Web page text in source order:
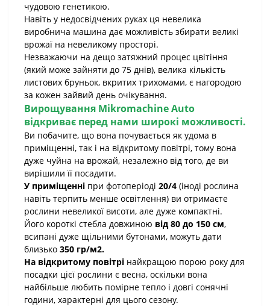
чудовою генетикою.
Навіть у недосвідчених руках ця невелика
виробнича машина дає можливість збирати великі
врожаї на невеликому просторі.
Незважаючи на дещо затяжний процес цвітіння
(який може зайняти до 75 днів), велика кількість
листових бруньок, вкритих трихомами, є нагородою
за кожен зайвий день очікування.
Вирощування Mikromachine Auto
відкриває перед нами широкі можливості.
Ви побачите, що вона почувається як удома в
приміщенні, так і на відкритому повітрі, тому вона
дуже чуйна на врожай, незалежно від того, де ви
вирішили її посадити.
У приміщенні при фотоперіоді 20/4 (іноді рослина
навіть терпить менше освітлення) ви отримаєте
рослини невеликої висоти, але дуже компактні.
Його короткі стебла довжиною від 80 до 150 см,
всипані дуже щільними бутонами, можуть дати
близько 350 гр/м2.
На відкритому повітрі найкращою порою року для
посадки цієї рослини є весна, оскільки вона
найбільше любить помірне тепло і довгі сонячні
години, характерні для цього сезону.